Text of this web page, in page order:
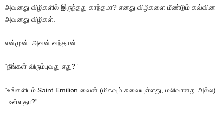
அவனது விழிகளில் இருந்தது காந்தமா? எனது விழிகளை மீண்டும் கவ்வின
அவனது விழிகள்.
என்முன் அவன் வந்தான்.
“நீங்கள் விரும்புவது எது?”
“உங்களிடம் Saint Emilion வைன் (மிகவும் சுவையுள்ளது, மலிவானது அல்ல)
உள்ளதா?”